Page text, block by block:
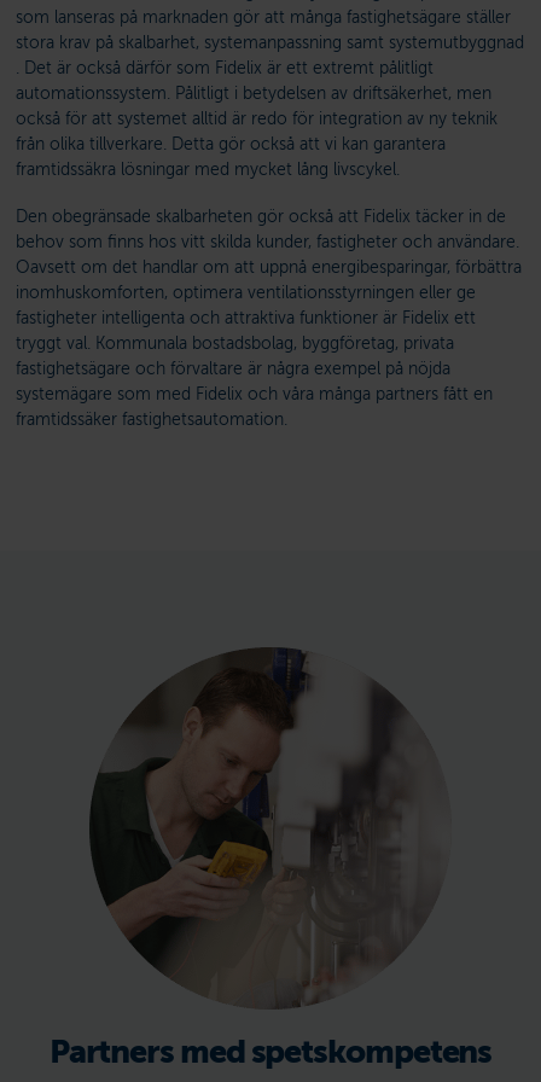
som lanseras på marknaden gör att många fastighetsägare ställer
stora krav på skalbarhet, systemanpassning samt systemutbyggnad
. Det är också därför som Fidelix är ett extremt pålitligt
automationssystem. Pålitligt i betydelsen av driftsäkerhet, men
också för att systemet alltid är redo för integration av ny teknik
från olika tillverkare. Detta gör också att vi kan garantera
framtidssäkra lösningar med mycket lång livscykel.
Den obegränsade skalbarheten gör också att Fidelix täcker in de
behov som finns hos vitt skilda kunder, fastigheter och användare.
Oavsett om det handlar om att uppnå energibesparingar, förbättra
inomhuskomforten, optimera ventilationsstyrningen eller ge
fastigheter intelligenta och attraktiva funktioner är Fidelix ett
tryggt val. Kommunala bostadsbolag, byggföretag, privata
fastighetsägare och förvaltare är några exempel på nöjda
systemägare som med Fidelix och våra många partners fått en
framtidssäker fastighetsautomation.
Partners med spetskompetens